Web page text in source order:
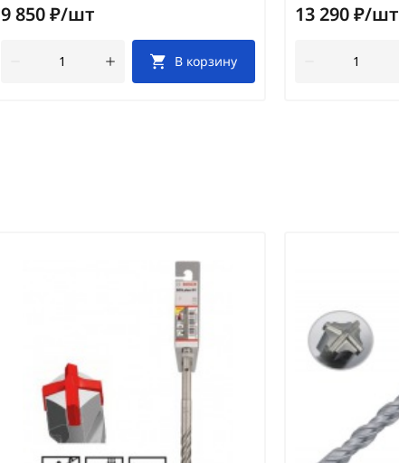
9 850 ₽/шт
В корзину
13 290 ₽/шт